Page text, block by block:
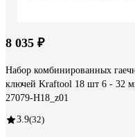
8 035 ₽
Набор комбинированных
ключей Kraftool 18 шт 6 - 32
27079-H18_z01
3.9(32)